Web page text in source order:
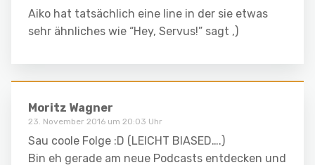
Aiko hat tatsächlich eine line in der sie etwas
sehr ähnliches wie “Hey, Servus!” sagt ,)
Moritz Wagner
23. November 2016 um 20:03 Uhr
Sau coole Folge :D (LEICHT BIASED….)
Bin eh gerade am neue Podcasts entdecken und